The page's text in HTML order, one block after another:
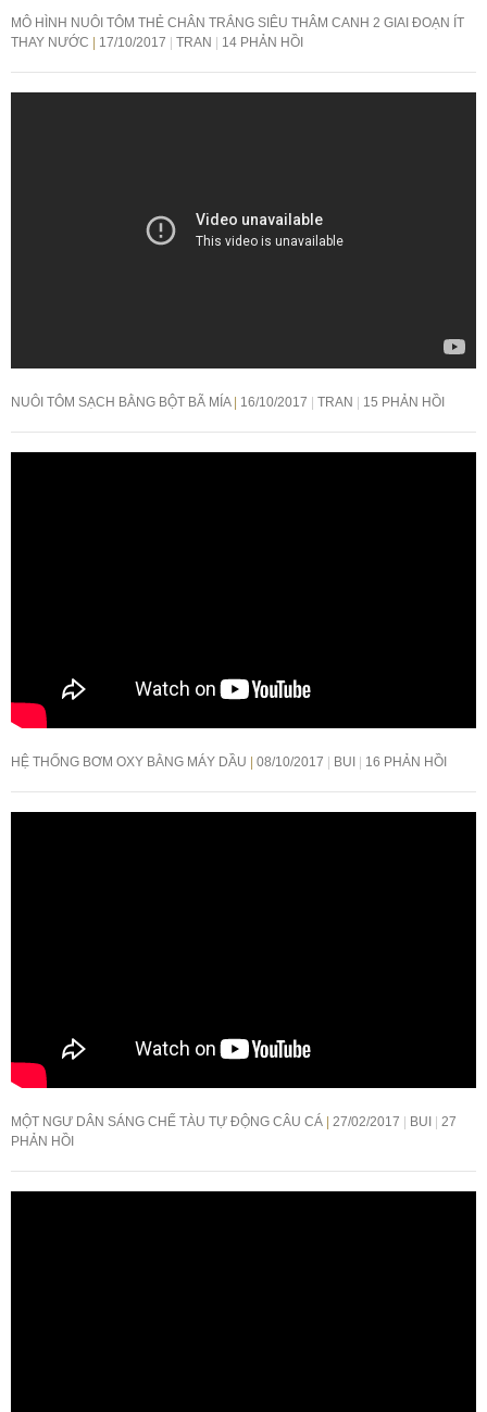
MÔ HÌNH NUÔI TÔM THẺ CHÂN TRẮNG SIÊU THÂM CANH 2 GIAI ĐOẠN ÍT
THAY NƯỚC
17/10/2017 TRAN 14 PHẢN HỒI
NUÔI TÔM SẠCH BẰNG BỘT BÃ MÍA 16/10/2017 TRAN 15 PHẢN HỒI
HỆ THỐNG BƠM OXY BẰNG MÁY DẦU 08/10/2017 BUI 16 PHẢN HỒI
MỘT NGƯ DÂN SÁNG CHẾ TÀU TỰ ĐỘNG CÂU CÁ 27/02/2017 BUI
27
PHẢN HỒI